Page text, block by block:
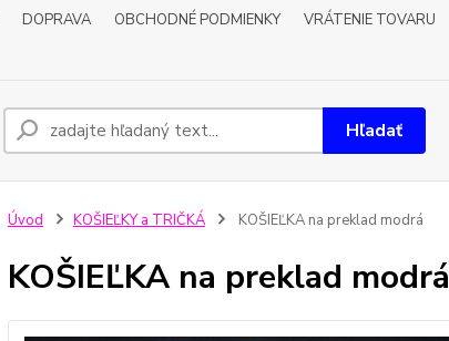
DOPRAVA OBCHODNÉ PODMIENKY VRÁTENIE TOVARU
Hľadať
Úvod KOŠIEĽKY a TRIČKÁ KOŠIEĽKA na preklad modrá
KOŠIEĽKA na preklad modrá